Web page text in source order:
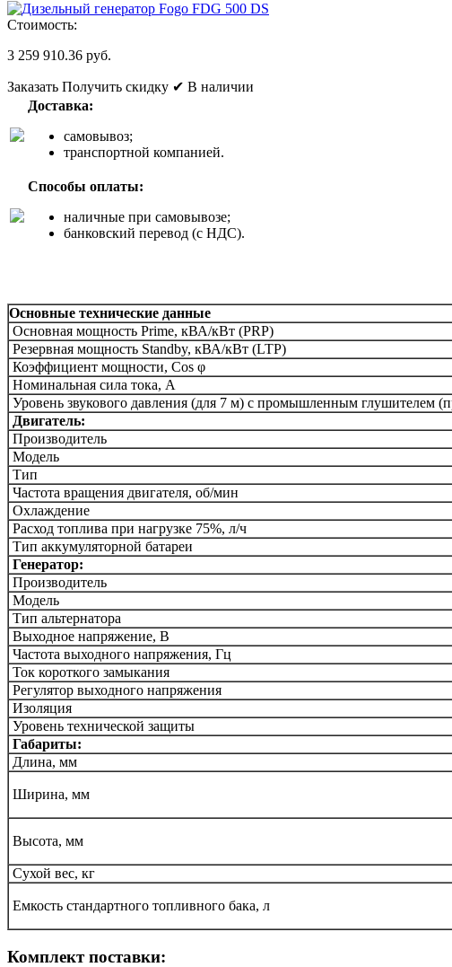
Стоимость:
3 259 910.36 руб.
Заказать Получить скидку ✔ В наличии
Доставка:
самовывоз;
транспортной компанией.
Способы оплаты:
наличные при самовывозе;
банковский перевод (с НДС).
Основные технические данные
Основная мощность Prime, кВА/кВт (PRP)
Резервная мощность Standby, кВА/кВт (LTP)
Коэффициент мощности, Сos φ
Номинальная сила тока, А
Уровень звукового давления (для 7 м) c промышленным глушителем
Двигатель:
Производитель
Модель
Тип
Частота вращения двигателя, об/мин
Охлаждение
Расход топлива при нагрузке 75%, л/ч
Тип аккумуляторной батареи
Генератор:
Производитель
Модель
Тип альтернатора
Выходное напряжение, В
Частота выходного напряжения, Гц
Ток короткого замыкания
Регулятор выходного напряжения
Изоляция
Уровень технической защиты
Габариты:
Длина, мм
Ширина, мм
Высота, мм
Сухой вес, кг
Емкость стандартного топливного бака, л
Комплект поставки: